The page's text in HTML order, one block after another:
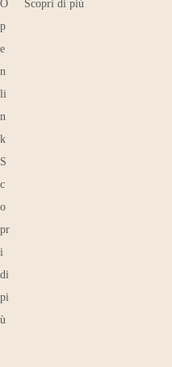
Scopri di più